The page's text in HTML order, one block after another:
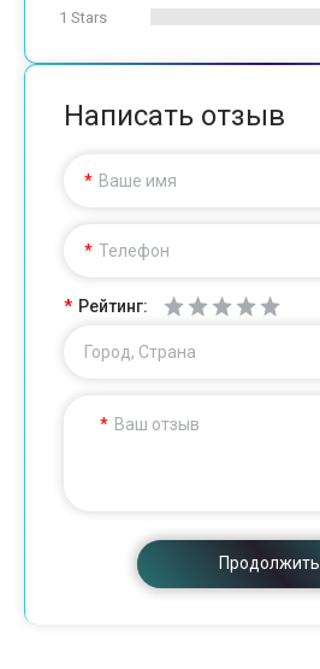
1 Stars
Написать отзыв
Ваше имя
Телефон
Рейтинг:
Город, Страна
Ваш отзыв
Продолжить